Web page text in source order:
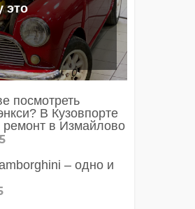
это
посмотреть
В Кузовпорте
в Измайлово
– одно и